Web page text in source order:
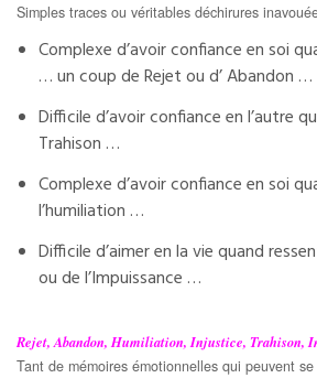
Simples traces ou véritables déchirures
Complexe d’avoir confiance en soi
… un coup de Rejet ou d’ Abandon …
Difficile d’avoir confiance en l’autre
Trahison …
Complexe d’avoir confiance en soi
l’humiliation …
Difficile d’aimer en la vie quand
ou de l’Impuissance …
Rejet, Abandon, Humiliation, Injustice, Trahison,
Tant de mémoires émotionnelles qui peuvent